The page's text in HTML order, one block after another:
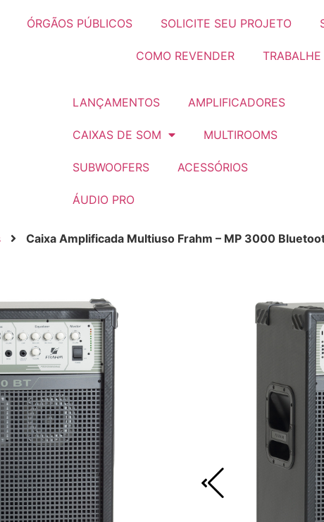
ÓRGÃOS PÚBLICOS SOLICITE SEU PROJETO
COMO REVENDER
LANÇAMENTOS AMPLIFICADORES
CAIXAS DE SOM MULTIROOMS
SUBWOOFERS ACESSÓRIOS
ÁUDIO PRO
Caixa Amplificada Multiuso Frahm – MP 3000
Multiuso
Bluetooth
utilizada em ambientes de
etc. Com a MP3000 é
sem perder potência
bluetooth, USB, e
Digital.
de 90 a 240V. Deste
qualquer região de voltagem